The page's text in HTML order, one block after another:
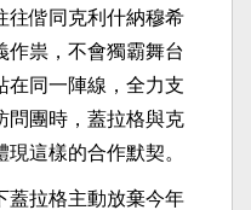
往偕同克利什納穆希
作祟，不會獨霸舞台
在同一陣線，全力支
問團時，蓋拉格與克
這樣的合作默契。
蓋拉格主動放棄今年